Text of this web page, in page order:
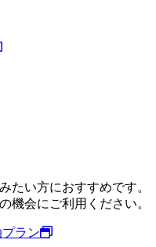
たい方におすすめです。
機会にご利用ください。
ラン